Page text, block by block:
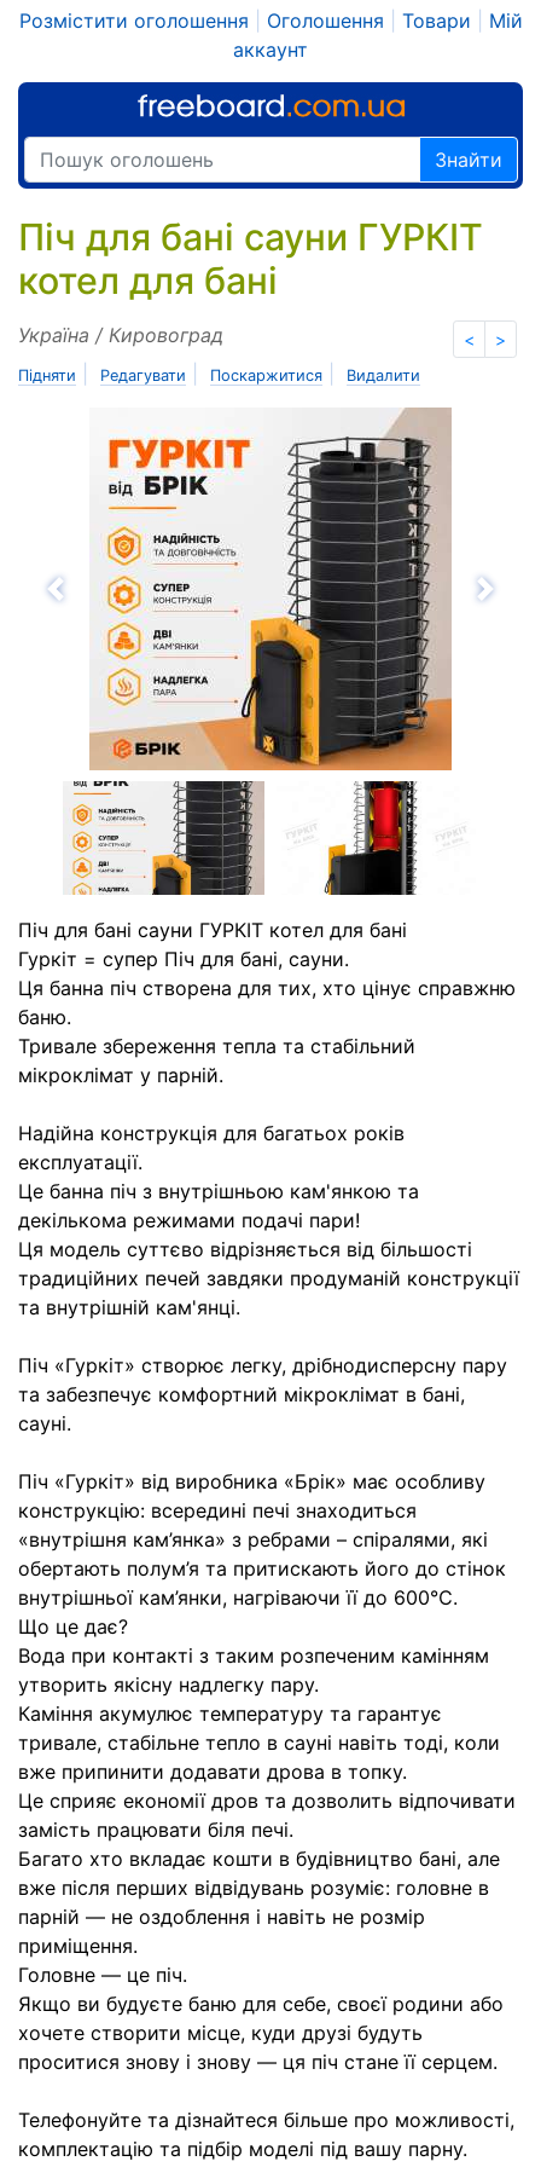
Розмістити оголошення Оголошення Товари
Мій
аккаунт
Знайти
Піч для бані сауни ГУРКІТ
котел для бані
< >
Україна / Кировоград
Підняти Редагувати Поскаржитися Видалити
Назад
Піч для бані сауни ГУРКІТ котел для бані
Гуркіт = супер Піч для бані, сауни.
Ця банна піч створена для тих, хто цінує справжню
баню.
Тривале збереження тепла та стабільний
мікроклімат у парній.
Надійна конструкція для багатьох років
експлуатації.
Це банна піч з внутрішньою кам'янкою та
декількома режимами подачі пари!
Ця модель суттєво відрізняється від більшості
традиційних печей завдяки продуманій конструкції
та внутрішній кам'янці.
Піч «Гуркіт» створює легку, дрібнодисперсну пару
та забезпечує комфортний мікроклімат в бані,
сауні.
Піч «Гуркіт» від виробника «Брік» має особливу
конструкцію: всередині печі знаходиться
«внутрішня кам’янка» з ребрами – спіралями, які
обертають полум’я та притискають його до стінок
внутрішньої кам’янки, нагріваючи її до 600℃.
Що це дає?
Вода при контакті з таким розпеченим камінням
утворить якісну надлегку пару.
Каміння акумулює температуру та гарантує
тривале, стабільне тепло в сауні навіть тоді, коли
вже припинити додавати дрова в топку.
Це сприяє економії дров та дозволить відпочивати
замість працювати біля печі.
Багато хто вкладає кошти в будівництво бані, але
вже після перших відвідувань розуміє: головне в
парній — не оздоблення і навіть не розмір
приміщення.
Головне — це піч.
Якщо ви будуєте баню для себе, своєї родини або
хочете створити місце, куди друзі будуть
проситися знову і знову — ця піч стане її серцем.
Телефонуйте та дізнайтеся більше про можливості,
комплектацію та підбір моделі під вашу парну.